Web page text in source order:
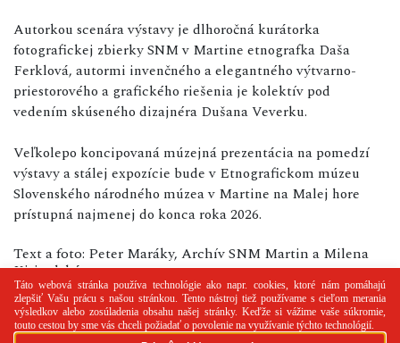
Autorkou scenára výstavy je dlhoročná kurátorka
fotografickej zbierky SNM v Martine etnografka Daša
Ferklová, autormi invenčného a elegantného výtvarno-
priestorového a grafického riešenia je kolektív pod
vedením skúseného dizajnéra Dušana Veverku.
Veľkolepo koncipovaná múzejná prezentácia na pomedzí
výstavy a stálej expozície bude v Etnografickom múzeu
Slovenského národného múzea v Martine na Malej hore
prístupná najmenej do konca roka 2026.
Text a foto: Peter Maráky, Archív SNM Martin a Milena
Kiripolská